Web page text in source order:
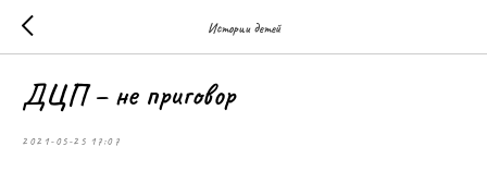
Истории детей
ДЦП – не приговор
2021-05-25 17:07